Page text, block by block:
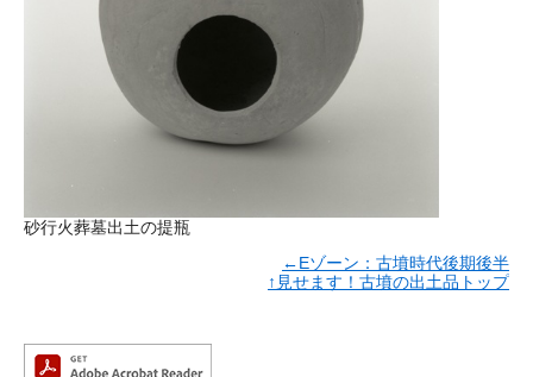
砂行火葬墓出土の提瓶
←Eゾーン：古墳時代後期後半
↑見せます！古墳の出土品トップ